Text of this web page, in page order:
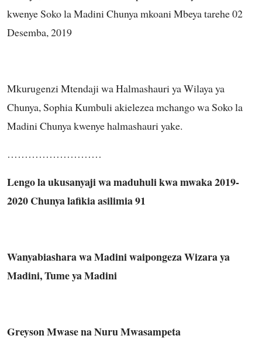
kwenye Soko la Madini Chunya mkoani Mbeya tarehe 02
Desemba, 2019
Mkurugenzi Mtendaji wa Halmashauri ya Wilaya ya
Chunya, Sophia Kumbuli akielezea mchango wa Soko la
Madini Chunya kwenye halmashauri yake.
………………………
Lengo la ukusanyaji wa maduhuli kwa mwaka 2019-
2020 Chunya lafikia asilimia 91
Wanyabiashara wa Madini waipongeza Wizara ya
Madini, Tume ya Madini
Greyson Mwase na Nuru Mwasampeta